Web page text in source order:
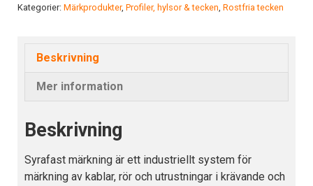
mängd
Kategorier: Märkprodukter, Profiler, hylsor & tecken Rostfria tecken
Beskrivning
Mer information
Beskrivning
Syrafast märkning är ett industriellt system för
märkning av kablar, rör och utrustningar i krävande och